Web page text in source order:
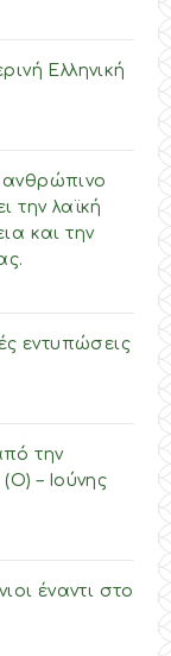
Ελληνική
ανθρώπινο
την λαϊκή
και την
εντυπώσεις
την
– Ιούνης
έναντι στο